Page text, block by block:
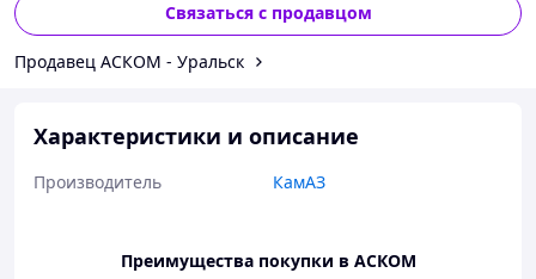
Связаться с продавцом
Продавец АСКОМ - Уральск
Характеристики и описание
Производитель КамАЗ
Преимущества покупки в АСКОМ